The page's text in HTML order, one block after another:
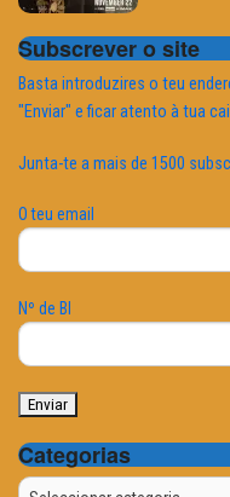
Subscrever o site
Basta introduzires o teu
"Enviar" e ficar atento à tua
Junta-te a mais de 1500
O teu email
Nº de BI
Categorias
Categorias